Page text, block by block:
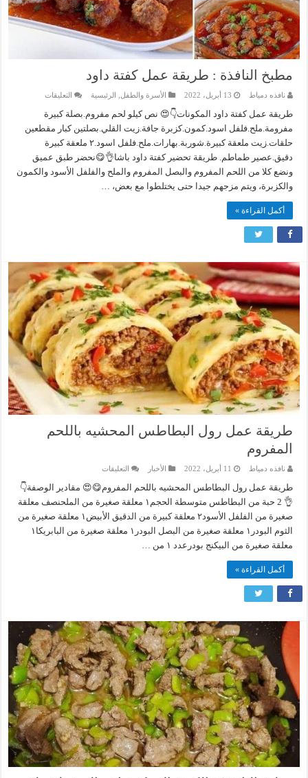
مطبخ النافذة : طريقة عمل كفتة داود
نافذه دمياط 13 أبريل، 2022 الأسرة والطفل الرئيسية التعليقاتعلى
النافذة
طريقة
داود
مغلقة
طريقة عمل كفتة داود المكونات👇😍 نص كيلو لحم مفروم.بصلة كبيرة
مفرومة.ملح.فلفل اسود.كمون.كزبرة جافة.زيت القلي.بصلتين كبار مقطعين
حلقات.زيت ملعقة كبيرة.شوربة.بهارات.ملح.فلفل اسود.٢ ملعقة كبيرة
دقيق.عصير طماطم. طريقة تحضير كفتة داود باشا👌😋نحضر طبق عميق
ونضع كلا من اللحم المفروم والبصل المفروم والملح والفلفل الأسود والكمون
والكزبرة، ويتم مزجهم جيدا حتى يختلطوا مع بعض، …
أكمل القراءة »
طريقة عمل رول البطاطس المحشيه باللحم
المفروم
نافذه دمياط 11 أبريل، 2022 الأخبار التعليقاتعلى
عمل
البطاطس
المحشيه
باللحم
المفروم
طريقة عمل رول البطاطس المحشيه باللحم المفروم😋😍 مقادير الوصفة👇
👌 2 حبة من البطاطس متوسطة الحجم١ معلقة صغيرة من الملحنصف معلقة
صغيرة من الفلفل الأسود٢ معلقة كبيرة من الدقيق الأبيض١ معلقة صغيرة من
الثوم البودر١ معلقة صغيرة من البصل البودر١ معلقة صغيرة من البابريكا١
معلقة صغيرة من البيكنج بودرعدد ١ من …
أكمل القراءة »